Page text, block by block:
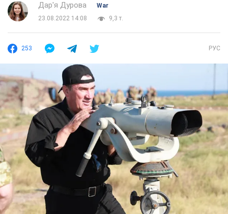
Дар'я Дурова
War
23.08.2022 14:08
9,3 т.
253 РУС